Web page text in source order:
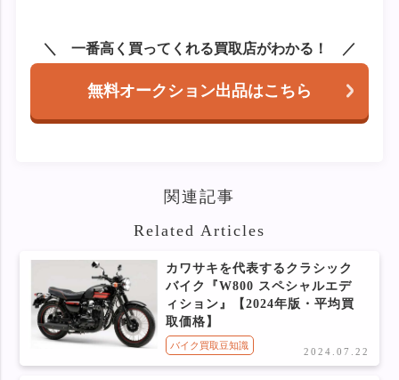
一番高く買ってくれる買取店がわかる！
無料オークション出品はこちら
関連記事
Related Articles
カワサキを代表するクラシック
バイク『W800 スペシャルエデ
ィション』【2024年版・平均買
取価格】
バイク買取豆知識
2024.07.22